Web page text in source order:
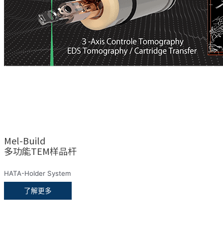
Mel-Build
多功能TEM样品杆
HATA-Holder System
了解更多